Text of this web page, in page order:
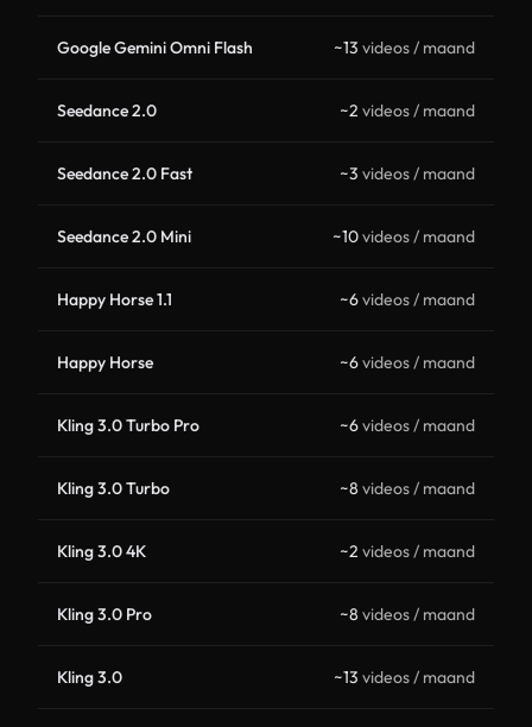
Google Gemini Omni Flash ~13 videos / maand
Seedance 2.0 ~2 videos / maand
Seedance 2.0 Fast ~3 videos / maand
Seedance 2.0 Mini ~10videos / maand
Happy Horse 1.1 ~6videos / maand
Happy Horse ~6videos / maand
Kling 3.0 Turbo Pro ~6videos / maand
Kling 3.0 Turbo ~8 videos / maand
Kling 3.0 4K ~2 videos / maand
Kling 3.0 Pro ~8 videos / maand
Kling 3.0 ~13 videos / maand